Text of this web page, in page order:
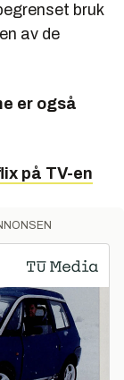
bruk
av de
er også
på TV-en